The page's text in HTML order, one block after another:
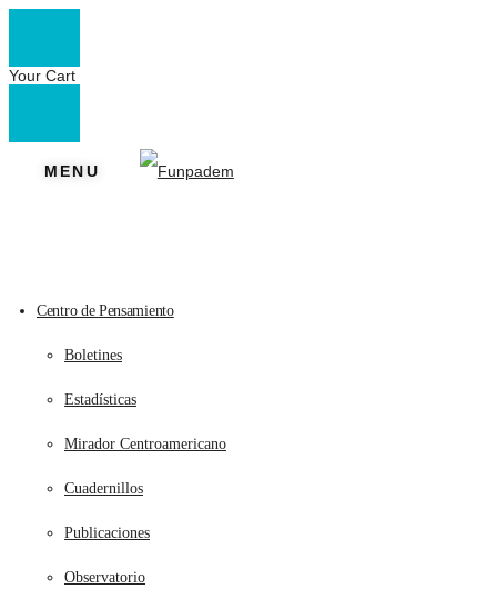
Your Cart
MENU
Centro de Pensamiento
Boletines
Estadísticas
Mirador Centroamericano
Cuadernillos
Publicaciones
Observatorio